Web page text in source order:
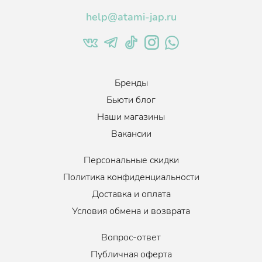
help@atami-jap.ru
Бренды
Бьюти блог
Наши магазины
Вакансии
Персональные скидки
Политика конфиденциальности
Доставка и оплата
Условия обмена и возврата
Вопрос-ответ
Публичная оферта